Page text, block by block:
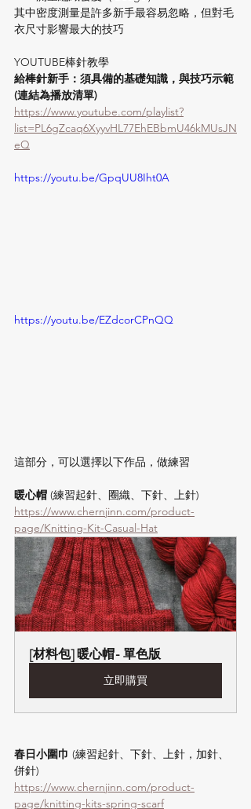
其中密度測量是許多新手最容易忽略，但對毛
衣尺寸影響最大的技巧
YOUTUBE棒針教學
給棒針新手：須具備的基礎知識，與技巧示範
(連結為播放清單)
https://www.youtube.com/playlist?
list=PL6gZcaq6XyyvHL77EhEBbmU46kMUsJN
eQ
https://youtu.be/GpqUU8Iht0A
https://youtu.be/EZdcorCPnQQ
這部分，可以選擇以下作品，做練習
暖心帽 (練習起針、圈織、下針、上針)
https://www.chernjinn.com/product-
page/Knitting-Kit-Casual-Hat
[材料包] 暖心帽- 單色版
立即購買
春日小圍巾 (練習起針、下針、上針，加針、
併針)
https://www.chernjinn.com/product-
page/knitting-kits-spring-scarf